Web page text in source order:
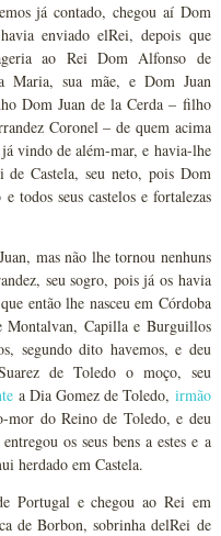
já contado, chegou aí Dom
enviado elRei, depois que
ao Rei Dom Alfonso de
Maria, sua mãe, e Dom Juan
Dom Juan de la Cerda – filho
Coronel – de quem acima
vindo de além-mar, e havia-lhe
de Castela, seu neto, pois Dom
todos seus castelos e fortalezas
mas não lhe tornou nenhuns
seu sogro, pois já os havia
então lhe nasceu em Córdoba
Montalvan, Capilla e Burguillos
segundo dito havemos, e deu
de Toledo o moço, seu
a Dia Gomez de Toledo, irmão
mor do Reino de Toledo, e deu
os seus bens a estes e a
herdado em Castela.
Portugal e chegou ao Rei em
de Borbon, sobrinha delRei de